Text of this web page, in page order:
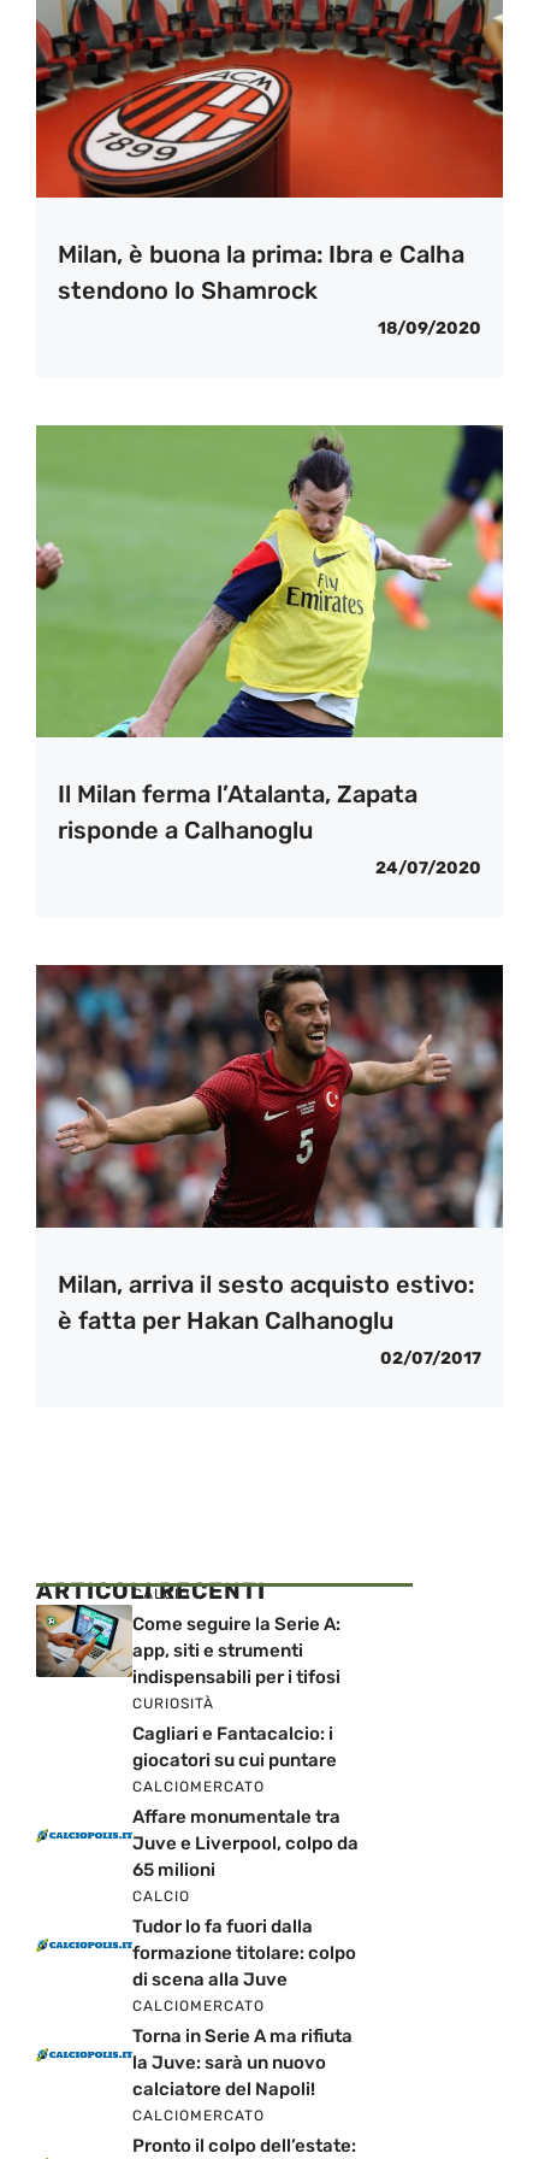
Milan, è buona la prima: Ibra e Calha
stendono lo Shamrock
18/09/2020
Il Milan ferma l’Atalanta, Zapata
risponde a Calhanoglu
24/07/2020
Milan, arriva il sesto acquisto estivo:
è fatta per Hakan Calhanoglu
02/07/2017
ARTICOLI RECENTI
CALCIO
Come seguire la Serie A:
app, siti e strumenti
indispensabili per i tifosi
CURIOSITÀ
Cagliari e Fantacalcio: i
giocatori su cui puntare
CALCIOMERCATO
Affare monumentale tra
Juve e Liverpool, colpo da
65 milioni
CALCIO
Tudor lo fa fuori dalla
formazione titolare: colpo
di scena alla Juve
CALCIOMERCATO
Torna in Serie A ma rifiuta
la Juve: sarà un nuovo
calciatore del Napoli!
CALCIOMERCATO
Pronto il colpo dell’estate: